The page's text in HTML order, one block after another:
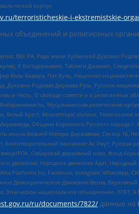
корпус
terroristicheskie-i-ekstremistskie-
объединений и религиозных
ВЕК РА, Рада земли Кубанской Духовно
К Богодержавию, Таблиги Джамаат,
Валь-Хиджра, Пит Буль, Национал-
Духовно-Родовая Держава Русь, Русское
и Честь, О свободе совести и о религиозных
Мусульманская религиозная
Белый Крест, Misanthropic division,
Община Коренного Русского народа г.
иконы Божией Матери Державная, Сектор 16,
Благотворительный пансионат Ак Умут,
РПК, Сибирский державный союз, Фонд
движения, Народное движение Адат,
Platforms Inc, Facebook, Instagram, WhatsApp,
Демократическое Движение Весна,
Этническое национальное объединение, ЛГБТ,
ru/documents/7822/ данные на